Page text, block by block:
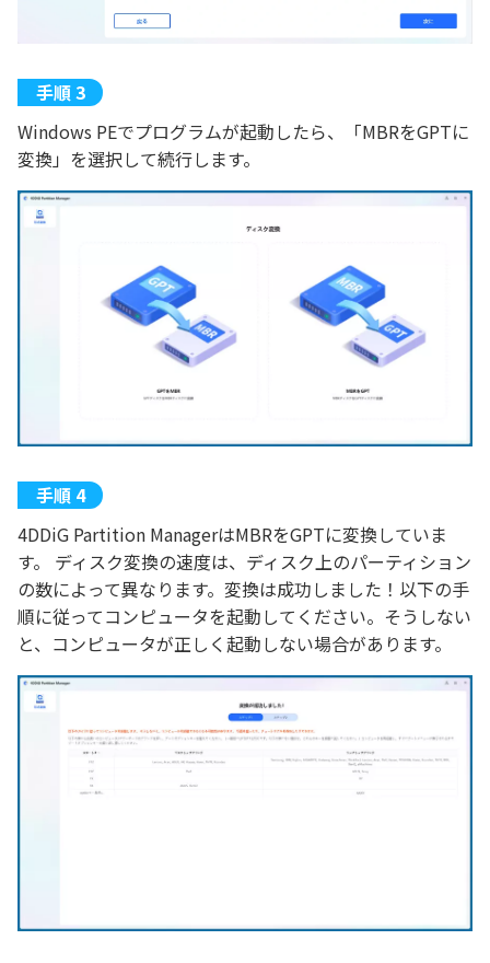
Windows PEでプログラムが起動したら、「MBRをGPTに
変換」を選択して続行します。
4DDiG Partition ManagerはMBRをGPTに変換していま
す。 ディスク変換の速度は、ディスク上のパーティション
の数によって異なります。変換は成功しました！以下の手
順に従ってコンピュータを起動してください。そうしない
と、コンピュータが正しく起動しない場合があります。